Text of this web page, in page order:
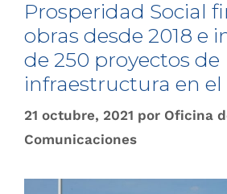
Prosperidad Social
obras desde 2018 e
de 250 proyectos de
infraestructura en el
21 octubre, 2021 por Oficina
Comunicaciones